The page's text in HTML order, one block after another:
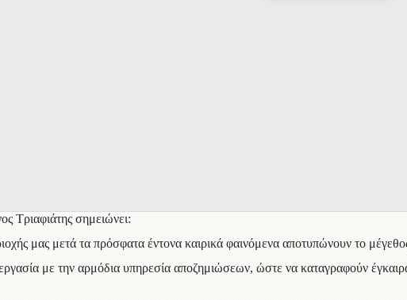
Τριαφιάτης σημειώνει:
μας μετά τα πρόσφατα έντονα καιρικά φαινόμενα αποτυπώνουν το
με την αρμόδια υπηρεσία αποζημιώσεων, ώστε να καταγραφούν έγκαιρα